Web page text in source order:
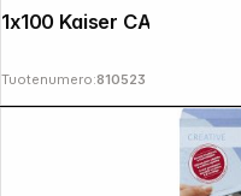
Tuotenumero:810523